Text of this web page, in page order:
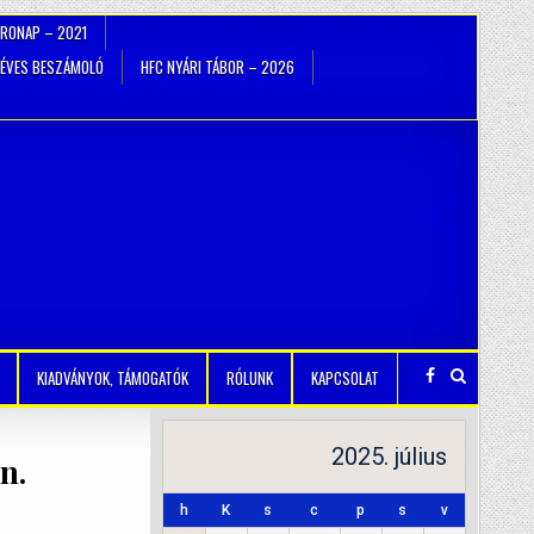
– 2021
ÉVES BESZÁMOLÓ
HFC NYÁRI TÁBOR – 2026
KIADVÁNYOK, TÁMOGATÓK RÓLUNK KAPCSOLAT
2025. július
h K s c p s v